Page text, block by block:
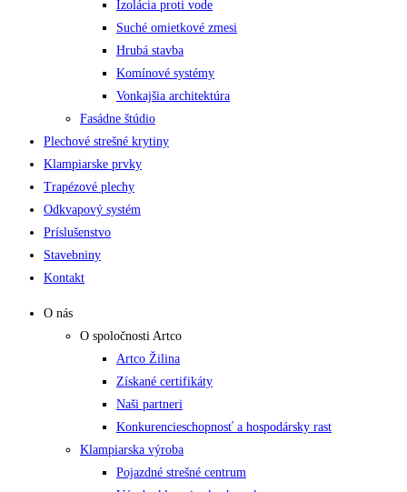
Izolácia proti vode
Suché omietkové zmesi
Hrubá stavba
Komínové systémy
Vonkajšia architektúra
Fasádne štúdio
Plechové strešné krytiny
Klampiarske prvky
Trapézové plechy
Odkvapový systém
Príslušenstvo
Stavebniny
Kontakt
O nás
O spoločnosti Artco
Artco Žilina
Získané certifikáty
Naši partneri
Konkurencieschopnosť a hospodársky rast
Klampiarska výroba
Pojazdné strešné centrum